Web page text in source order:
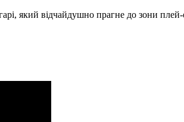
який відчайдушно прагне до зони